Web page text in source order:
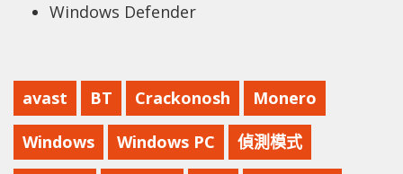
Windows Defender
avast BT Crackonosh Monero
Windows Windows PC 偵測模式